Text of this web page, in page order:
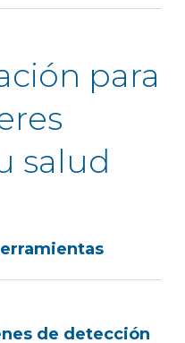
para
salud
de detección